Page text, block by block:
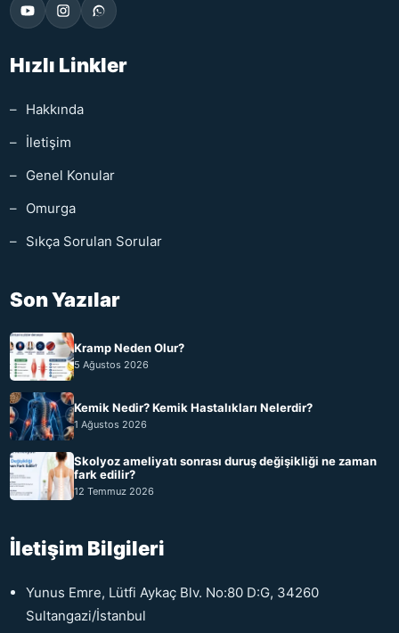
Hızlı Linkler
Hakkında
İletişim
Genel Konular
Omurga
Sıkça Sorulan Sorular
Son Yazılar
Kramp Neden Olur?
5 Ağustos 2026
Kemik Nedir? Kemik Hastalıkları Nelerdir?
1 Ağustos 2026
Skolyoz ameliyatı sonrası duruş değişikliği ne zaman
fark edilir?
12 Temmuz 2026
İletişim Bilgileri
Yunus Emre, Lütfi Aykaç Blv. No:80 D:G, 34260
Sultangazi/İstanbul